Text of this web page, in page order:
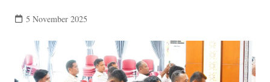
5 November 2025